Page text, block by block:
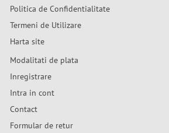
Politica de Confidentialitate
Termeni de Utilizare
Harta site
Modalitati de plata
Inregistrare
Intra in cont
Contact
Formular de retur